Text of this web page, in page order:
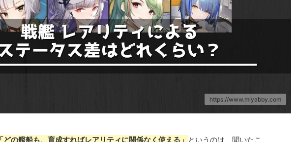
https://www.miyabby.com
「どの艦船も、育成すればレアリティに関係なく使える」 というのは、聞いたこ